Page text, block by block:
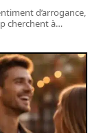
d’arrogance,
cherchent à…